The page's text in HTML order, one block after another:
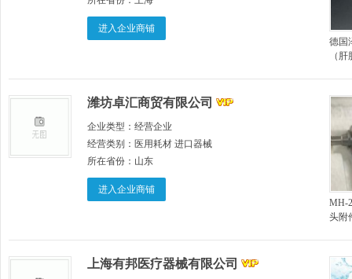
进入企业商铺
德国
（
潍坊卓汇商贸有限公司
企业类型： 经营企业
经营类别： 医用耗材 进口器械
所在省份： 山东
进入企业商铺
MH-
头附
上海有邦医疗器械有限公司